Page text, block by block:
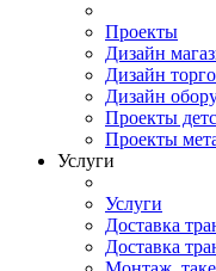
Проекты
Дизайн
Дизайн
Дизайн
Проекты
Проекты
Услуги
Услуги
Доставка
Доставка